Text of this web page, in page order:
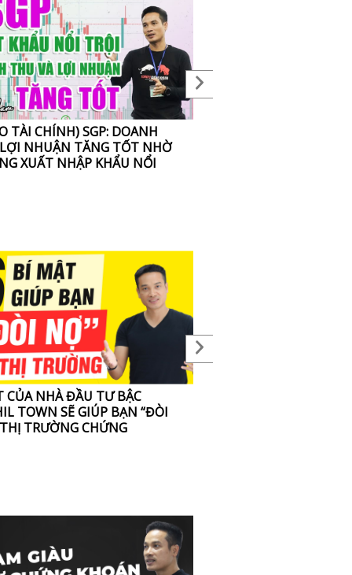
TÀI CHÍNH) SGP: DOANH
NHUẬN TĂNG TỐT NHỜ
XUẤT NHẬP KHẨU NỔI
CỦA NHÀ ĐẦU TƯ BẬC
TOWN SẼ GIÚP BẠN “ĐÒI
TRƯỜNG CHỨNG